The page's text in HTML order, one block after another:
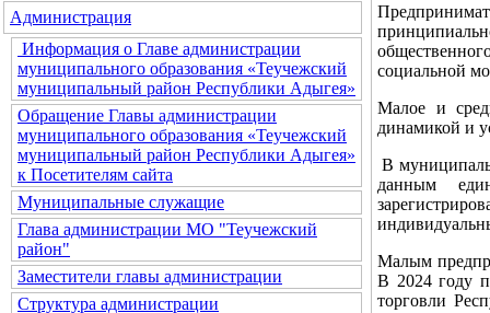
Администрация
Информация о Главе администрации
муниципального образования «Теучежский
муниципальный район Республики Адыгея»
Обращение Главы администрации
муниципального образования «Теучежский
муниципальный район Республики Адыгея»
к Посетителям сайта
Муниципальные служащие
Глава администрации МО "Теучежский
район"
Заместители главы администрации
Структура администрации
социальной
Малое и
динамикой и
В
данным
Малым
В 2024 году
торговли